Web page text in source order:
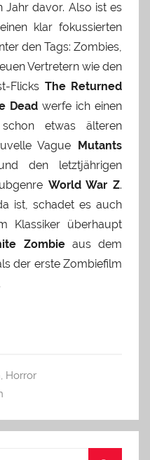
Jahr davor. Also ist es
klar fokussierten
den Tags: Zombies,
Vertretern wie den
Flicks The Returned
Dead werfe ich einen
etwas älteren
Vague Mutants
den letztjährigen
World War Z.
ist, schadet es auch
Klassiker überhaupt
Zombieaus dem
der erste Zombiefilm
, Horror